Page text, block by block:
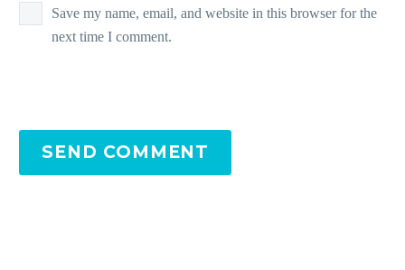
Save my name, email, and website in this browser for the
next time I comment.
SEND COMMENT